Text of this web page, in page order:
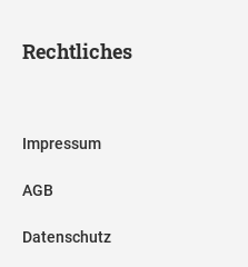
Rechtliches
Impressum
AGB
Datenschutz